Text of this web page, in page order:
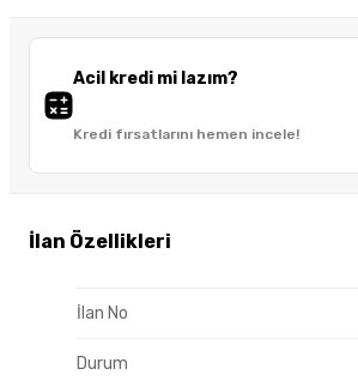
Acil kredi mi lazım?
Kredi fırsatlarını hemen incele!
İlan Özellikleri
İlan No
Durum